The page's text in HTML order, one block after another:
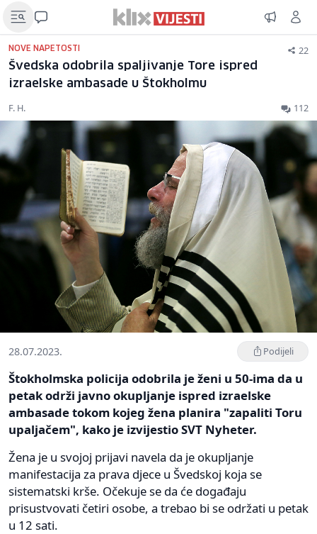
NOVE NAPETOSTI 22
Švedska odobrila spaljivanje Tore ispred
izraelske ambasade u Štokholmu
F. H. 112
28.07.2023. Podijeli
Štokholmska policija odobrila je ženi u 50-ima da u
petak održi javno okupljanje ispred izraelske
ambasade tokom kojeg žena planira "zapaliti Toru
upaljačem", kako je izvijestio SVT Nyheter.
Žena je u svojoj prijavi navela da je okupljanje
manifestacija za prava djece u Švedskoj koja se
sistematski krše. Očekuje se da će događaju
prisustvovati četiri osobe, a trebao bi se održati u petak
u 12 sati.